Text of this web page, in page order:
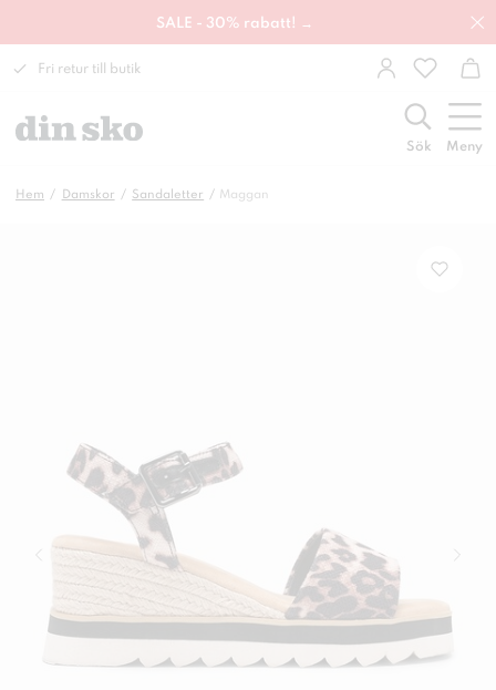
SALE - 30% rabatt! →
Fri retur till butik
Sök Meny
Hem Damskor Sandaletter Maggan